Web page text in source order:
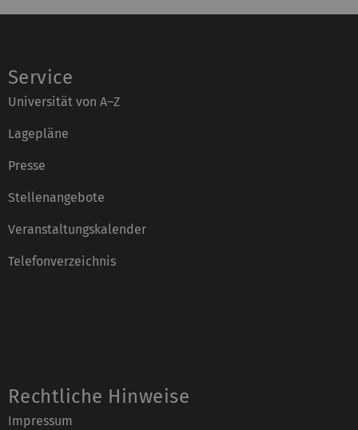
Service
Universität von A–Z
Lagepläne
Presse
Stellenangebote
Veranstaltungskalender
Telefonverzeichnis
Rechtliche Hinweise
Impressum